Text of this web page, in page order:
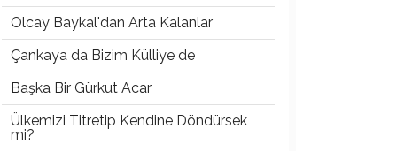
Olcay Baykal'dan Arta Kalanlar
Çankaya da Bizim Külliye de
Başka Bir Gürkut Acar
Ülkemizi Titretip Kendine Döndürsek
mi?